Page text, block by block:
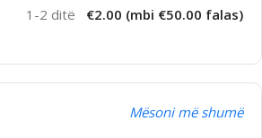
1-2 ditë €2.00 (mbi €50.00 falas)
Mësoni më shumë